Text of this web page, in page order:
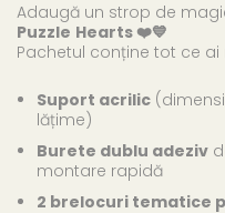
Adaugă un strop de
Puzzle Hearts ❤️💙
Pachetul conține tot ce ai
Suport acrilic
lățime)
Burete dublu adeziv
montare rapidă
2 brelocuri tematice